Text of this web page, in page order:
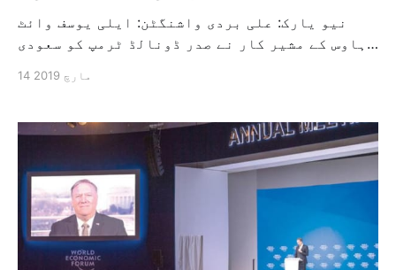
نیو یارک: علی بردی واشنگٹن: ایلی یوسف وائٹ
ہاوس کے مشیر کار نے صدر ڈونالڈ ٹرمپ کو سعودی
کرنے والے اتحاد کو ریاستہائے متحدہ امریکہ کی
امریکی سینٹ کے فیصلہ […]
14 مارچ 2019